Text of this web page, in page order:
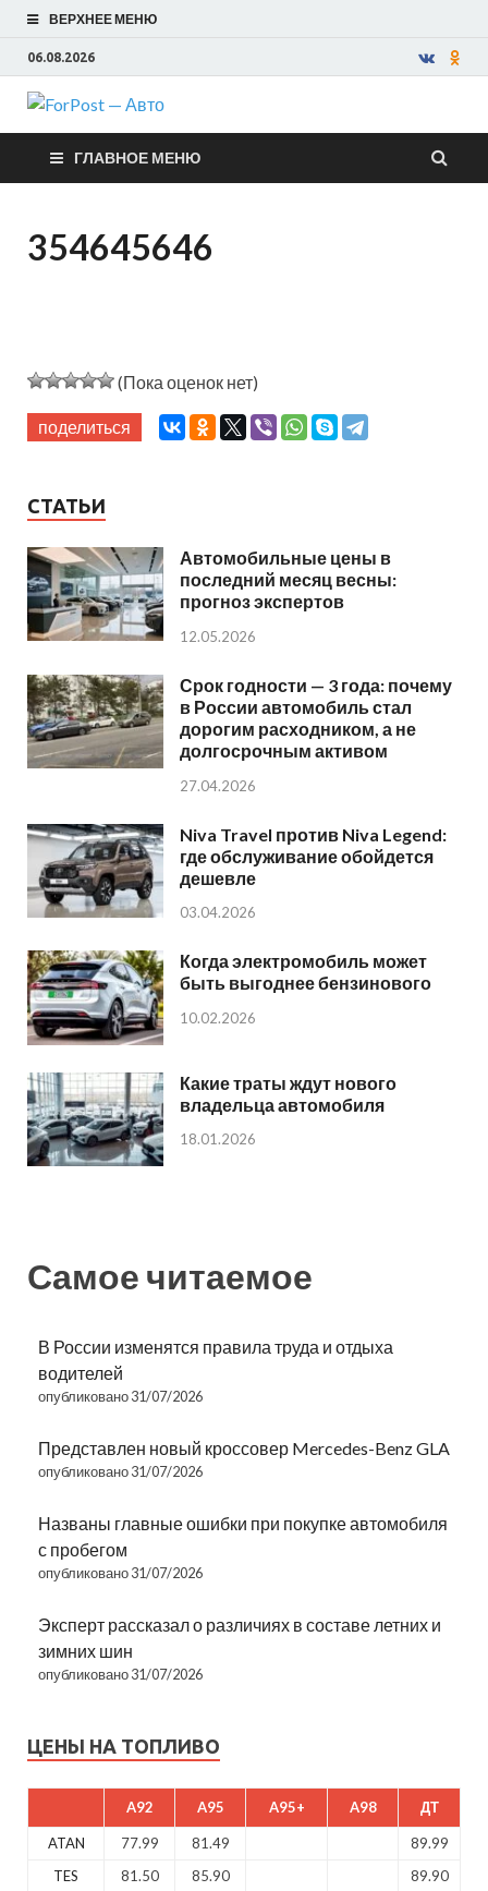
ВЕРХНЕЕ МЕНЮ
06.08.2026
ForPost —
Авто
ГЛАВНОЕ МЕНЮ
354645646
(Пока оценок нет)
поделиться
СТАТЬИ
Автомобильные цены в
последний месяц весны:
прогноз экспертов
12.05.2026
Срок годности — 3 года: почему
в России автомобиль стал
дорогим расходником, а не
долгосрочным активом
27.04.2026
Niva Travel против Niva Legend:
где обслуживание обойдется
дешевле
03.04.2026
Когда электромобиль может
быть выгоднее бензинового
10.02.2026
Какие траты ждут нового
владельца автомобиля
18.01.2026
Самое читаемое
В России изменятся правила труда и отдыха
водителей
опубликовано 31/07/2026
Представлен новый кроссовер Mercedes-Benz GLA
опубликовано 31/07/2026
Названы главные ошибки при покупке автомобиля
с пробегом
опубликовано 31/07/2026
Эксперт рассказал о различиях в составе летних и
зимних шин
опубликовано 31/07/2026
ЦЕНЫ НА ТОПЛИВО
A92 A95 A95+ A98 ДТ
ATAN 77.99 81.49
89.99
TES
81.50 85.90
89.90